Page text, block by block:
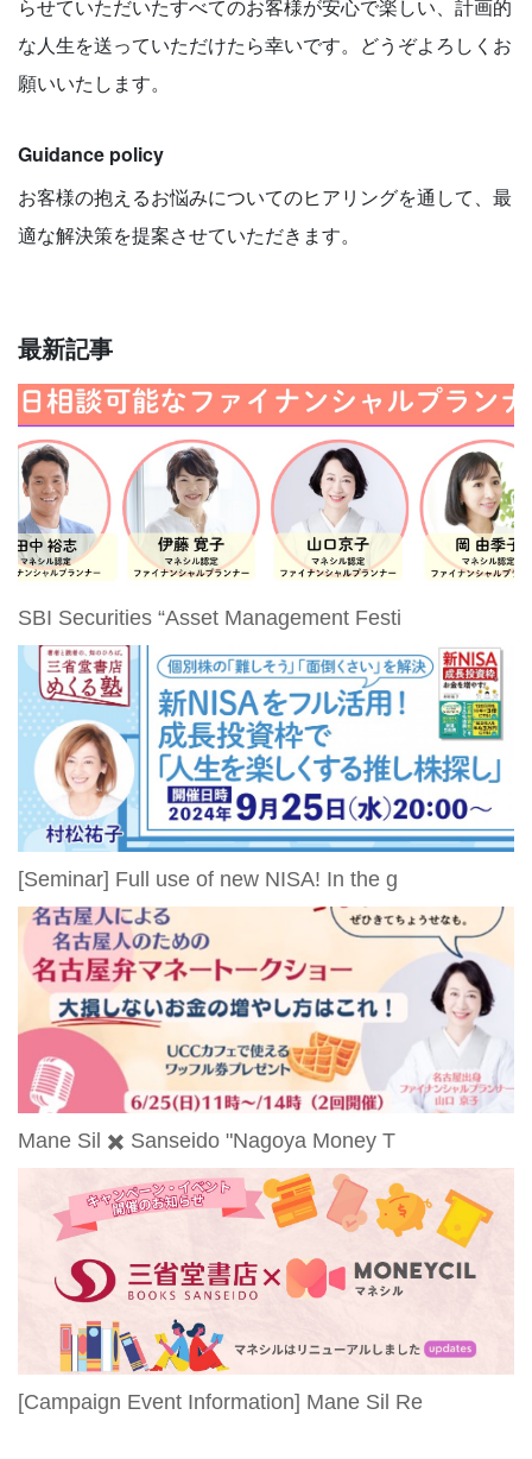
らせていただいたすべてのお客様が安心で楽しい、計画的
な人生を送っていただけたら幸いです。どうぞよろしくお
願いいたします。
Guidance policy
お客様の抱えるお悩みについてのヒアリングを通して、最
適な解決策を提案させていただきます。
最新記事
SBI Securities “Asset Management Festi
[Seminar] Full use of new NISA! In the g
Mane Sil ✖️ Sanseido "Nagoya Money T
[Campaign Event Information] Mane Sil Re